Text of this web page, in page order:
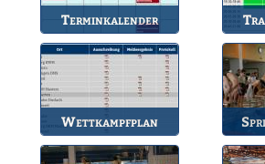
Terminkalender
Die Termine des BSV.
Wettkampfplan
Übersicht der aktuellen
Wettkämpfe.
des